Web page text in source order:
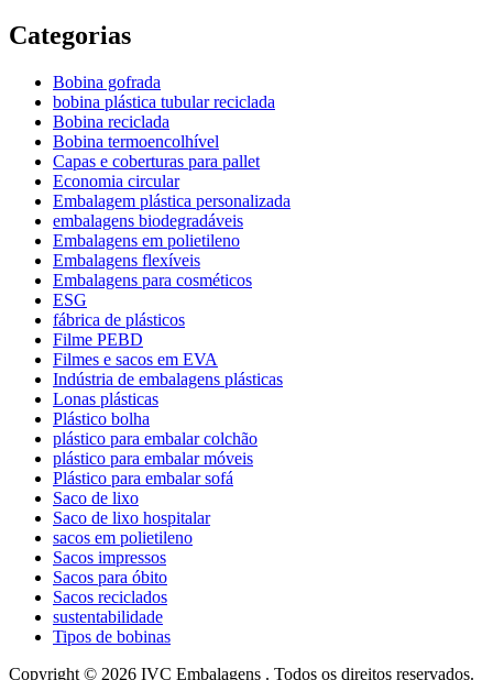
Categorias
Bobina gofrada
bobina plástica tubular reciclada
Bobina reciclada
Bobina termoencolhível
Capas e coberturas para pallet
Economia circular
Embalagem plástica personalizada
embalagens biodegradáveis
Embalagens em polietileno
Embalagens flexíveis
Embalagens para cosméticos
ESG
fábrica de plásticos
Filme PEBD
Filmes e sacos em EVA
Indústria de embalagens plásticas
Lonas plásticas
Plástico bolha
plástico para embalar colchão
plástico para embalar móveis
Plástico para embalar sofá
Saco de lixo
Saco de lixo hospitalar
sacos em polietileno
Sacos impressos
Sacos para óbito
Sacos reciclados
sustentabilidade
Tipos de bobinas
Copyright © 2026 IVC Embalagens . Todos os direitos reservados.